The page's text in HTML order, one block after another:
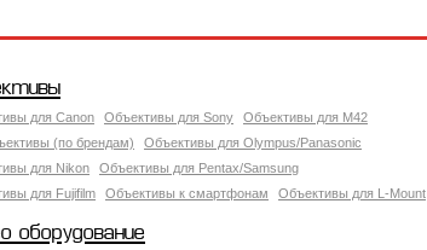
для Canon Объективы для Sony
Объективы для M42
(по брендам)
Объективы для Olympus/Panasonic
для Nikon
Объективы для Pentax/Samsung
для Fujifilm
Объективы к смартфонам Объективы для L-Mount
оборудование